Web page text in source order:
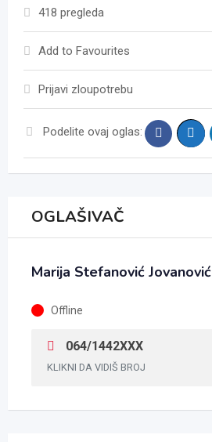
418 pregleda
Add to Favourites
Prijavi zloupotrebu
Podelite ovaj oglas:
OGLAŠIVAČ
Marija Stefanović Jovanović
Offline
064/1442XXX
KLIKNI DA VIDIŠ BROJ